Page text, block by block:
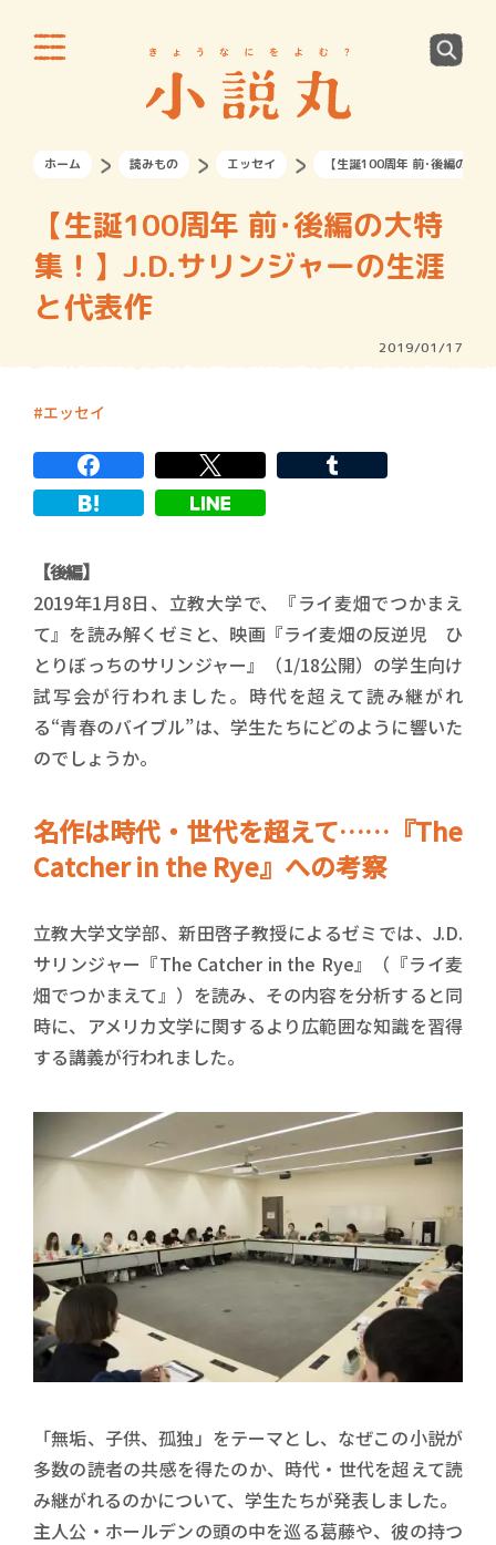
ホーム 読みもの エッセイ 【生誕100周年 前･後編の大
【生誕100周年 前･後編の大特
集！】J.D.サリンジャーの生涯
と代表作
2019/01/17
エッセイ
【後編】
2019年1月8日、立教大学で、『ライ麦畑でつかまえ
て』を読み解くゼミと、映画『ライ麦畑の反逆児 ひ
とりぼっちのサリンジャー』（1/18公開）の学生向け
試写会が行われました。時代を超えて読み継がれ
る“青春のバイブル”は、学生たちにどのように響いた
のでしょうか。
名作は時代・世代を超えて……『The
Catcher in the Rye』への考察
立教大学文学部、新田啓子教授によるゼミでは、J.D.
サリンジャー『The Catcher in the Rye』（『ライ麦
畑でつかまえて』）を読み、その内容を分析すると同
時に、アメリカ文学に関するより広範囲な知識を習得
する講義が行われました。
「無垢、子供、孤独」をテーマとし、なぜこの小説が
多数の読者の共感を得たのか、時代・世代を超えて読
み継がれるのかについて、学生たちが発表しました。
主人公・ホールデンの頭の中を巡る葛藤や、彼の持つ